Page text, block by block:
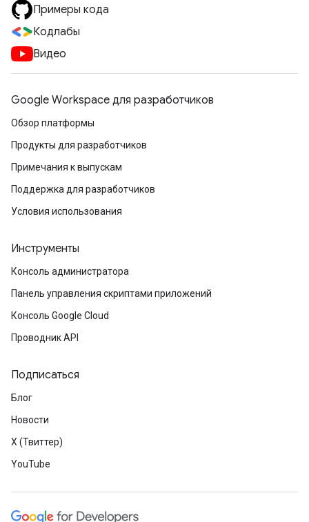
Примеры кода
Кодлабы
Видео
Google Workspace для разработчиков
Обзор платформы
Продукты для разработчиков
Примечания к выпускам
Поддержка для разработчиков
Условия использования
Инструменты
Консоль администратора
Панель управления скриптами приложений
Консоль Google Cloud
Проводник API
Подписаться
Блог
Новости
X (Твиттер)
YouTube